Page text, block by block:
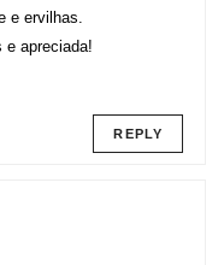
e ervilhas.
e apreciada!
REPLY